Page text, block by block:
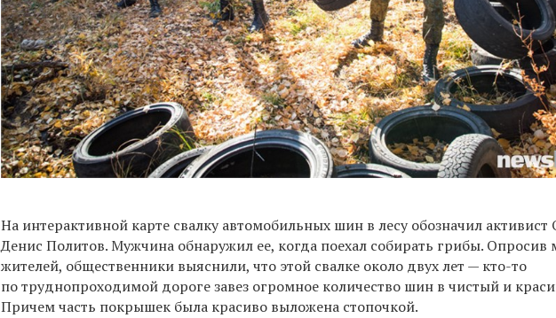
На интерактивной карте свалку автомобильных шин в лесу обозначил
Денис Политов. Мужчина обнаружил ее, когда поехал собирать грибы. Опросив
жителей, общественники выяснили, что этой свалке около двух лет — кто-то
по труднопроходимой дороге завез огромное количество шин в чистый и
Причем часть покрышек была красиво выложена стопочкой.